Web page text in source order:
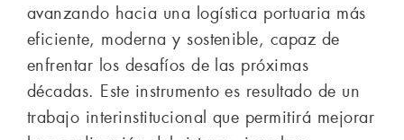
avanzando hacia una logística portuaria más
eficiente, moderna y sostenible, capaz de
enfrentar los desafíos de las próximas
décadas. Este instrumento es resultado de un
trabajo interinstitucional que permitirá mejorar